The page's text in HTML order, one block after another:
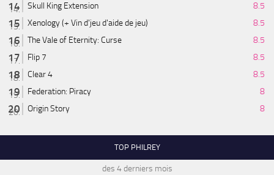
Skull King Extension
8.5
Xenology (+ Vin d'jeu d'aide de jeu)
8.5
The Vale of Eternity: Curse
8.5
Flip 7
8.5
Clear 4
8.5
Federation: Piracy
8
Origin Story
8
TOP PHILREY
des 4 derniers mois